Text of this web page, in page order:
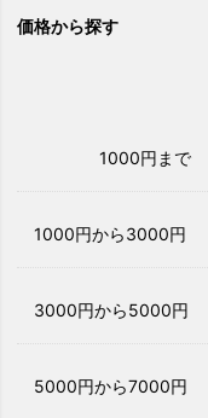
価格から探す
1000円まで
1000円から3000円
3000円から5000円
5000円から7000円